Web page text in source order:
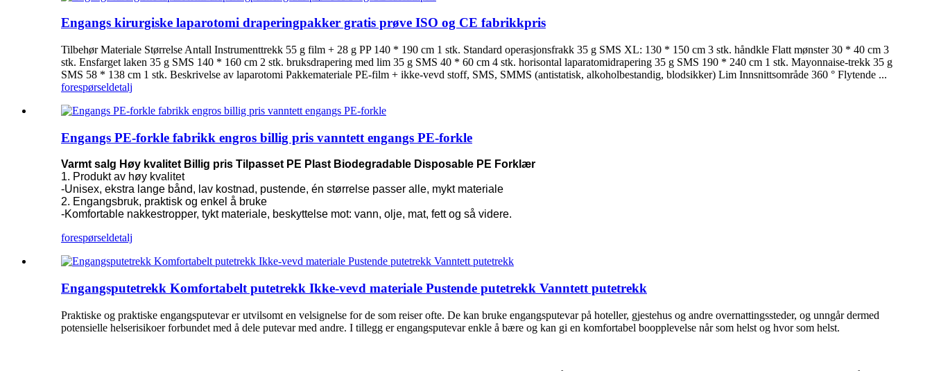
Engangs kirurgiske laparotomi draperingpakker gratis prøve ISO og CE fabrikkpris
Tilbehør Materiale Størrelse Antall Instrumenttrekk 55 g film + 28 g PP 140 * 190 cm 1 stk. Standard operasjonsfrakk 35 g SMS XL: 130 * 150 cm 3 stk. håndkle Flatt mønster 30 * 40 cm 3
stk. Ensfarget laken 35 g SMS 140 * 160 cm 2 stk. bruksdrapering med lim 35 g SMS 40 * 60 cm 4 stk. horisontal laparatomidrapering 35 g SMS 190 * 240 cm 1 stk. Mayonnaise-trekk 35 g
SMS 58 * 138 cm 1 stk. Beskrivelse av laparotomi Pakkemateriale PE-film + ikke-vevd stoff, SMS, SMMS (antistatisk, alkoholbestandig, blodsikker) Lim Innsnittsområde 360 ° Flytende ...
forespørseldetalj
Engangs PE-forkle fabrikk engros billig pris vanntett engangs PE-forkle
Varmt salg Høy kvalitet Billig pris Tilpasset PE Plast Biodegradable Disposable PE Forklær
1. Produkt av høy kvalitet
-Unisex, ekstra lange bånd, lav kostnad, pustende, én størrelse passer alle, mykt materiale
2. Engangsbruk, praktisk og enkel å bruke
-Komfortable nakkestropper, tykt materiale, beskyttelse mot: vann, olje, mat, fett og så videre.
forespørseldetalj
Engangsputetrekk Komfortabelt putetrekk Ikke-vevd materiale Pustende putetrekk Vanntett putetrekk
Praktiske og praktiske engangsputevar er utvilsomt en velsignelse for de som reiser ofte. De kan bruke engangsputevar på hoteller, gjestehus og andre overnattingssteder, og unngår dermed
potensielle helserisikoer forbundet med å dele putevar med andre. I tillegg er engangsputevar enkle å bære og kan gi en komfortabel boopplevelse når som helst og hvor som helst.